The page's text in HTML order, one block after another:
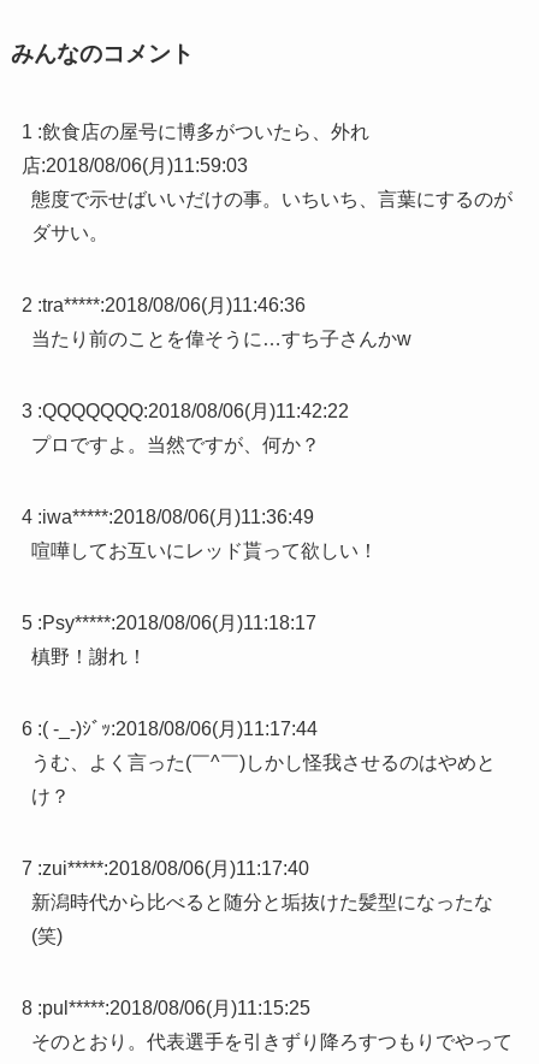
みんなのコメント
1 :飲食店の屋号に博多がついたら、外れ
店:2018/08/06(月)11:59:03
態度で示せばいいだけの事。いちいち、言葉にするのが
ダサい。
2 :tra*****:2018/08/06(月)11:46:36
当たり前のことを偉そうに…すち子さんかw
3 :QQQQQQQ:2018/08/06(月)11:42:22
プロですよ。当然ですが、何か？
4 :iwa*****:2018/08/06(月)11:36:49
喧嘩してお互いにレッド貰って欲しい！
5 :Psy*****:2018/08/06(月)11:18:17
槙野！謝れ！
6 :( -_-)ｼﾞｯ:2018/08/06(月)11:17:44
うむ、よく言った(￣^￣)しかし怪我させるのはやめと
け？
7 :zui*****:2018/08/06(月)11:17:40
新潟時代から比べると随分と垢抜けた髪型になったな
(笑)
8 :pul*****:2018/08/06(月)11:15:25
そのとおり。代表選手を引きずり降ろすつもりでやって